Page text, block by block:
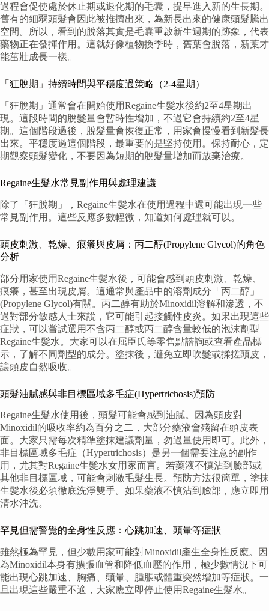
過程會促使處於休止期或退化期的毛囊，提早進入新的生長期。
舊有的細弱頭髮會因此被推擠出來，為新長出來的健康頭髮騰出
空間。所以，看到的脫落其實是毛囊重啟新生週期的跡象，代表
藥物正在發揮作用。這就好像植物換季時，舊葉會脫落，新葉才
能茁壯成長一樣。
「狂脫期」持續時間與平穩度過策略（2-4星期）
「狂脫期」通常會在開始使用Regaine生髮水後約2至4星期出
現。這段時間的脫髮量會暫時性增加，不過它會持續約2至4星
期。這個階段過後，脫髮量會恢復正常，用家會慢慢看到新髮長
出來。平穩度過這個階段，最重要的是堅持使用。保持耐心，定
期觀察頭髮變化，不要因為短期的脫髮量增加而放棄治療。
Regaine生髮水常見副作用與處理建議
除了「狂脫期」，Regaine生髮水在使用過程中還可能出現一些
常見副作用。這些反應多數輕微，知道如何處理就可以。
頭皮刺激、乾燥、痕癢與皮屑：丙二醇(Propylene Glycol)的角色
分析
部分用家使用Regaine生髮水後，可能會感到頭皮刺激、乾燥、
痕癢，甚至出現皮屑。這通常與產品中的溶劑成分「丙二醇」
(Propylene Glycol)有關。丙二醇有助於Minoxidil溶解和滲透，不
過對部分敏感人士來說，它可能引起接觸性皮炎。如果出現這些
症狀，可以嘗試選用不含丙二醇或丙二醇含量較低的泡沫劑型
Regaine生髮水。大家可以在屈臣氏等零售點諮詢或查看產品標
示，了解不同劑型的成分。塗抹後，避免立即吹髮或揉搓頭皮，
讓頭皮自然吸收。
頭髮油膩感與非目標區域多毛症(Hypertrichosis)預防
Regaine生髮水使用後，頭髮可能會感到油膩。因為頭皮對
Minoxidil的吸收率約為百分之二，大部分藥液會殘留在頭皮表
面。大家只需每次精準塗抹建議劑量，勿過量使用即可。此外，
非目標區域多毛症（Hypertrichosis）是另一個需要注意的副作
用，尤其對Regaine生髮水女用家而言。若藥液不慎沾到臉部或
其他非目標區域，可能會刺激毛髮生長。預防方法很簡單，塗抹
生髮水後必須徹底洗淨雙手。如果藥液不慎沾到臉部，應立即用
清水沖洗。
罕見但需警覺的全身性反應：心跳加速、頭暈等症狀
雖然極為罕見，但少數用家可能對Minoxidil產生全身性反應。因
為Minoxidil本身有擴張血管和降低血壓的作用，極少數情況下可
能出現心跳加速、胸痛、頭暈、腫脹或體重突然增加等症狀。一
旦出現這些嚴重不適，大家應立即停止使用Regaine生髮水。